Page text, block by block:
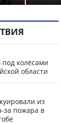
колёсами
области
из
за пожара в